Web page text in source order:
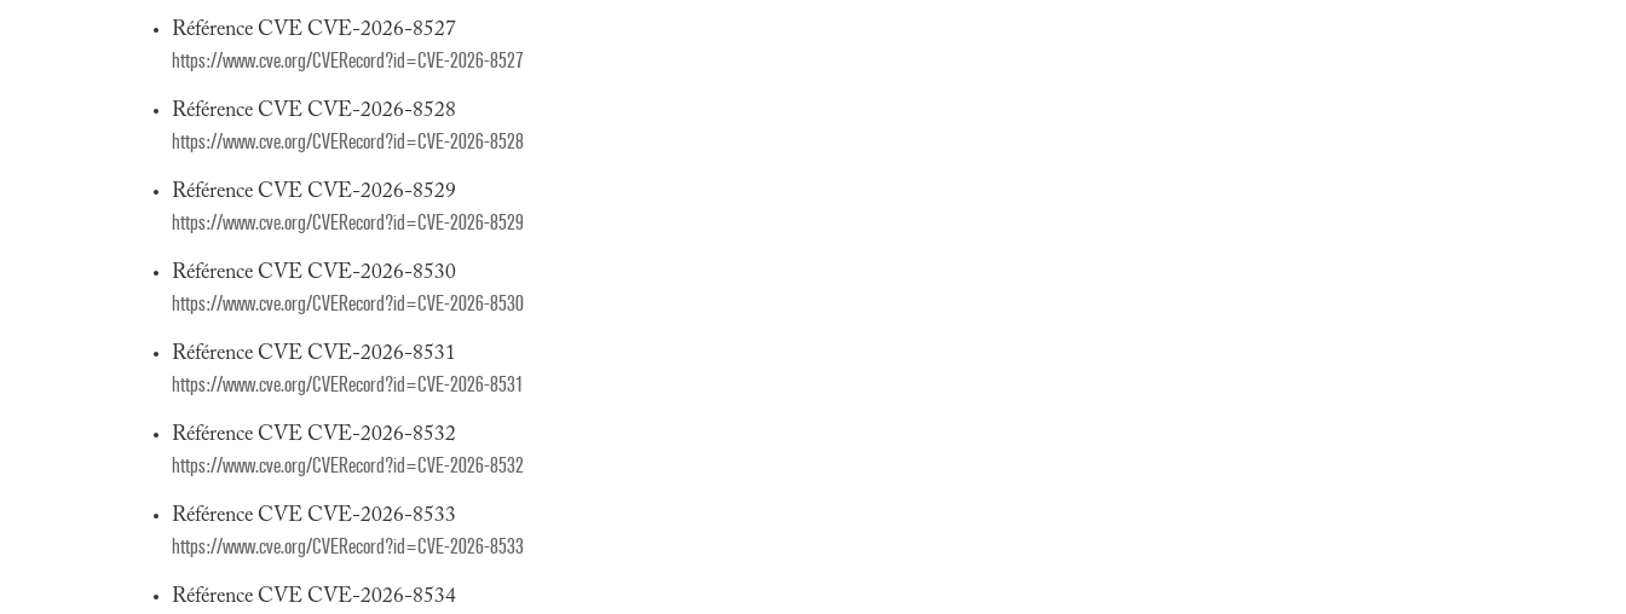
Référence CVE CVE-2026-8527
https://www.cve.org/CVERecord?id=CVE-2026-8527
Référence CVE CVE-2026-8528
https://www.cve.org/CVERecord?id=CVE-2026-8528
Référence CVE CVE-2026-8529
https://www.cve.org/CVERecord?id=CVE-2026-8529
Référence CVE CVE-2026-8530
https://www.cve.org/CVERecord?id=CVE-2026-8530
Référence CVE CVE-2026-8531
https://www.cve.org/CVERecord?id=CVE-2026-8531
Référence CVE CVE-2026-8532
https://www.cve.org/CVERecord?id=CVE-2026-8532
Référence CVE CVE-2026-8533
https://www.cve.org/CVERecord?id=CVE-2026-8533
Référence CVE CVE-2026-8534